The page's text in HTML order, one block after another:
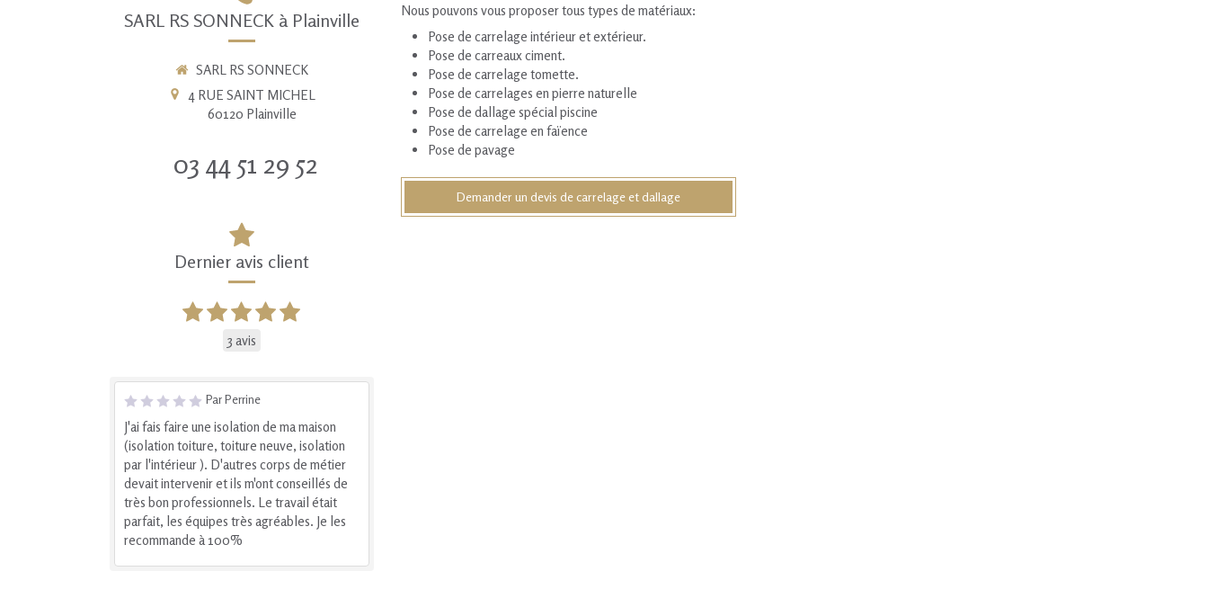
Nous pouvons vous proposer tous types de matériaux:
Pose de carrelage intérieur et extérieur.
Pose de carreaux ciment.
Pose de carrelage tomette.
Pose de carrelages en pierre naturelle
Pose de dallage spécial piscine
Pose de carrelage en faïence
Pose de pavage
Demander un devis de carrelage et dallage
SARL RS SONNECK à Plainville
SARL RS SONNECK
4 RUE SAINT MICHEL
60120 Plainville
03 44 51 29 52
Dernier avis client
3 avis
Par Perrine
J'ai fais faire une isolation de ma maison
(isolation toiture, toiture neuve, isolation
par l'intérieur ). D'autres corps de métier
devait intervenir et ils m'ont conseillés de
très bon professionnels. Le travail était
parfait, les équipes très agréables. Je les
recommande à 100%